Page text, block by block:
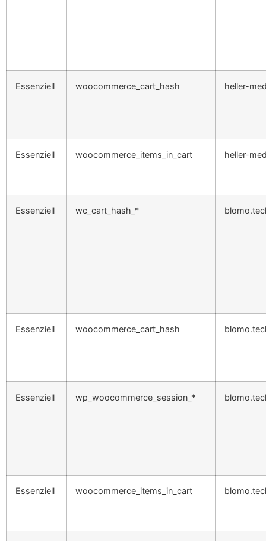
Essenziell woocommerce_cart_hash heller-
Essenziell woocommerce_items_in_cart heller-
Essenziell wc_cart_hash_*
Essenziell woocommerce_cart_hash
Essenziell wp_woocommerce_session_*
Essenziell woocommerce_items_in_cart